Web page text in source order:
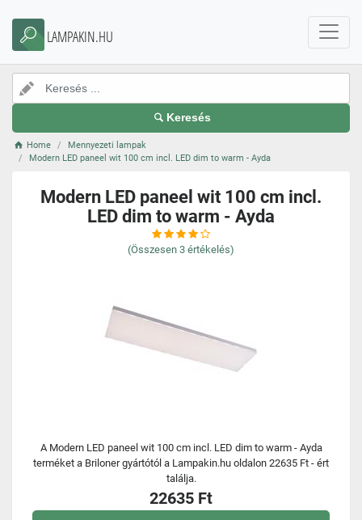
LAMPAKIN.HU
Keresés
Home
Mennyezeti lampak
Modern LED paneel wit 100 cm incl. LED dim to warm - Ayda
Modern LED paneel wit 100 cm incl.
LED dim to warm - Ayda
(Összesen 3 értékelés)
A Modern LED paneel wit 100 cm incl. LED dim to warm - Ayda
terméket a Briloner gyártótól a Lampakin.hu oldalon 22635 Ft - ért
találja.
22635 Ft